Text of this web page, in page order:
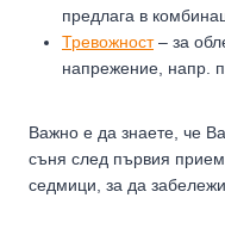
предлага в
Тревожност– за
напрежение, напр.
Важно е да знаете, че
съня след първия
седмици, за да